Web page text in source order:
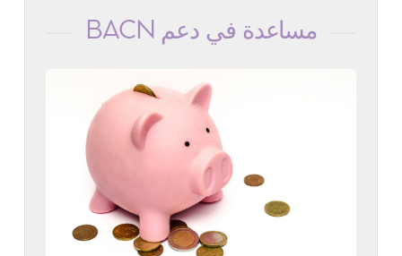
مساعدة في دعم BACN